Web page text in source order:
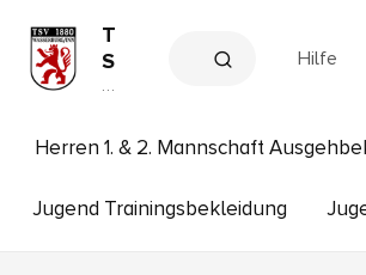
T
S
V
8
W
e
s
Hilfe
Herren 1. & 2. Mannschaft
Jugend Trainingsbekleidung